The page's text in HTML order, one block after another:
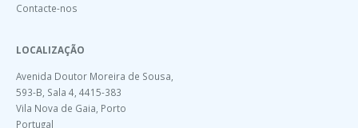
Contacte-nos
LOCALIZAÇÃO
Avenida Doutor Moreira de Sousa,
593-B, Sala 4, 4415-383
Vila Nova de Gaia, Porto
Portugal